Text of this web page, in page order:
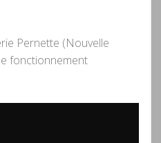
Pernette (Nouvelle
fonctionnement